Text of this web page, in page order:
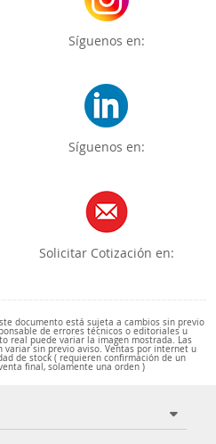
Síguenos en:
Síguenos en:
Solicitar Cotización en:
documento está sujeta a cambios sin previo
de errores técnicos o editoriales u
real puede variar la imagen mostrada. Las
variar sin previo aviso. Ventas por internet u
de stock ( requieren confirmación de un
final, solamente una orden )